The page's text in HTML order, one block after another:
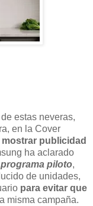
estas neveras,
en la Cover
mostrar publicidad
ha aclarado
piloto,
de unidades,
para evitar que
misma campaña.